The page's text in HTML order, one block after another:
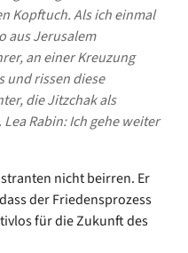
Kopftuch. Als ich einmal
aus Jerusalem
an einer Kreuzung
und rissen diese
die Jitzchak als
Lea Rabin: Ich gehe weiter
nicht beirren. Er
der Friedensprozess
für die Zukunft des